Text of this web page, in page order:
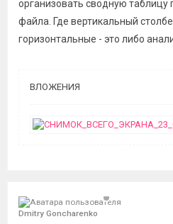
организовать сводную
файла. Где вертикальный
горизонтальные - это либо
ВЛОЖЕНИЯ
Dmitry Goncharenko